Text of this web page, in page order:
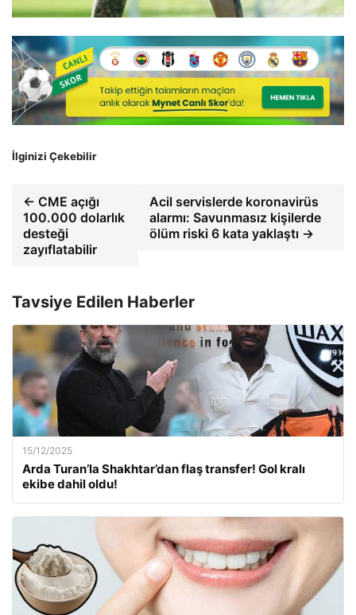
İlginizi Çekebilir
← CME açığı
100.000 dolarlık
desteği
zayıflatabilir
Acil servislerde koronavirüs
alarmı: Savunmasız kişilerde
ölüm riski 6 kata yaklaştı →
Tavsiye Edilen Haberler
15/12/2025
Arda Turan’la Shakhtar’dan flaş transfer! Gol kralı
ekibe dahil oldu!